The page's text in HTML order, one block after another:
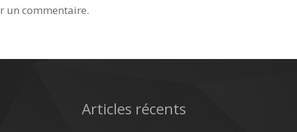
commentaire.
Articles récents